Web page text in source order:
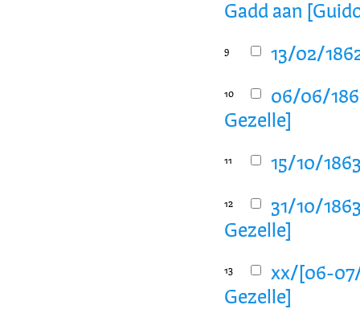
Gadd aan
9 13/02/
10
06/06/
Gezelle]
11 15/10/
12
31/10/
Gezelle]
13
xx/[06-07/
Gezelle]